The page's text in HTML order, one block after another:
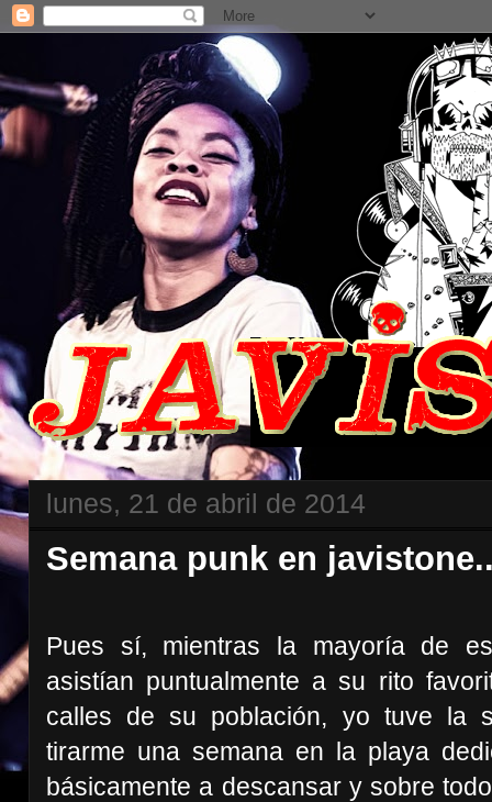
lunes, 21 de abril de 2014
Semana punk en
Pues sí, mientras la mayoría de
asistían puntualmente a su rito
calles de su población, yo tuve la
tirarme una semana en la playa
básicamente a descansar y sobre